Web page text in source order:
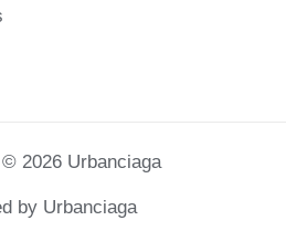
2026 Urbanciaga
by Urbanciaga